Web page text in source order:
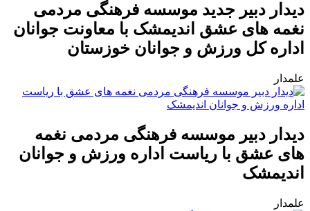
دیدار دبیر جدید موسسه فرهنگی مردمی
نغمه های عشق اندیمشک با معاونت جوانان
اداره کل ورزش و جوانان خوزستان
علمدار
دیدار دبیر موسسه فرهنگی مردمی نغمه
های عشق با ریاست اداره ورزش و جوانان
اندیمشک
علمدار